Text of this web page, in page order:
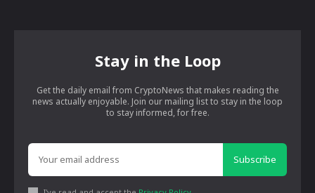
Stay in the Loop
Get the daily email from CryptoNews that makes reading the
news actually enjoyable. Join our mailing list to stay in the loop
to stay informed, for free.
Subscribe